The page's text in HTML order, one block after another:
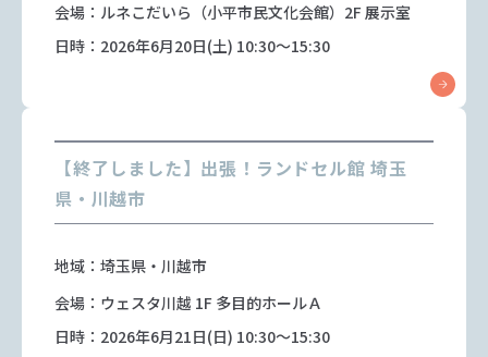
会場：ルネこだいら（小平市民文化会館）2F 展示室
日時：2026年6月20日(土) 10:30～15:30
【終了しました】出張！ランドセル館 埼玉
県・川越市
地域：埼玉県・川越市
会場：ウェスタ川越 1F 多目的ホールＡ
日時：2026年6月21日(日) 10:30～15:30